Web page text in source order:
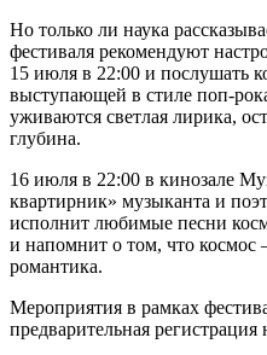
Но только ли наука
фестиваля рекомендуют
15 июля в 22:00 и послушать
выступающей в стиле поп-
уживаются светлая лирика,
глубина.
16 июля в 22:00 в кинозале
квартирник» музыканта и
исполнит любимые песни
и напомнит о том, что космос
романтика.
Мероприятия в рамках
предварительная регистрация